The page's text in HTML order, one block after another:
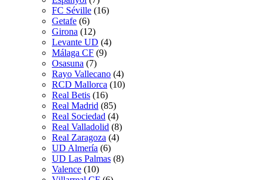
FC Séville (16)
Getafe (6)
Girona (12)
Levante UD (4)
Málaga CF (9)
Osasuna (7)
Rayo Vallecano (4)
RCD Mallorca (10)
Real Betis (16)
Real Madrid (85)
Real Sociedad (4)
Real Valladolid (8)
Real Zaragoza (4)
UD Almería (6)
UD Las Palmas (8)
Valence (10)